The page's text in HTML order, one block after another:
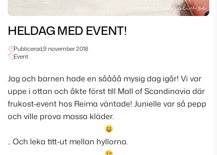
HELDAG MED EVENT!
Publicerad,9 november 2018
Event
Jag och barnen hade en såååå mysig dag igår! Vi var
uppe i ottan och åkte först till Mall of Scandinavia där
frukost-event hos Reima väntade! Junielle var så pepp
och ville prova massa kläder.
.. Och leka titt-ut mellan hyllorna.